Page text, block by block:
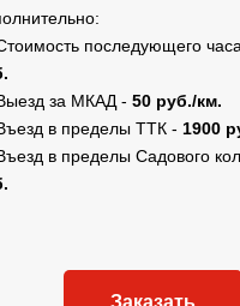
последующего
за МКАД - 50 руб./км.
в пределы ТТК - 1900
в пределы Садового
Заказать